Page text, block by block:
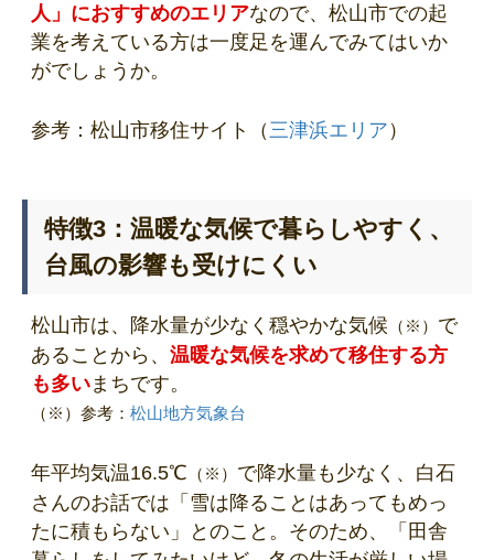
人」におすすめのエリアなので、松山市での起
業を考えている方は一度足を運んでみてはいか
がでしょうか。
参考：松山市移住サイト（ 三津浜エリア ）
特徴3：温暖な気候で暮らしやすく、
台風の影響も受けにくい
松山市は、降水量が少なく穏やかな気候 （※） で
あることから、 温暖な気候を求めて移住する方
も多い まちです。
（※）参考： 松山地方気象台
年平均気温16.5℃ （※） で降水量も少なく、白石
さんのお話では「雪は降ることはあってもめっ
たに積もらない」とのこと。そのため、「田舎